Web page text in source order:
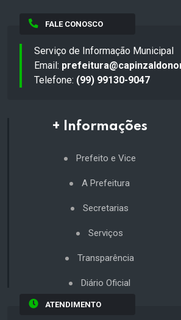
FALE CONOSCO
Serviço de Informação Municipal
Email:
Telefone: (99) 99130-9047
+ Informações
Prefeito e Vice
A Prefeitura
Secretarias
Serviços
Transparência
Diário Oficial
ATENDIMENTO